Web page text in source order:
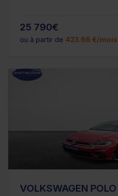
25 790€
ou à partir de 423.66 €/mois
VOLKSWAGEN POLO